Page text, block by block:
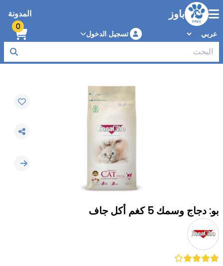
باوز المدونة
تسجيل الدخول
0
بو: دجاج وسمك 5 كغم أكل جاف